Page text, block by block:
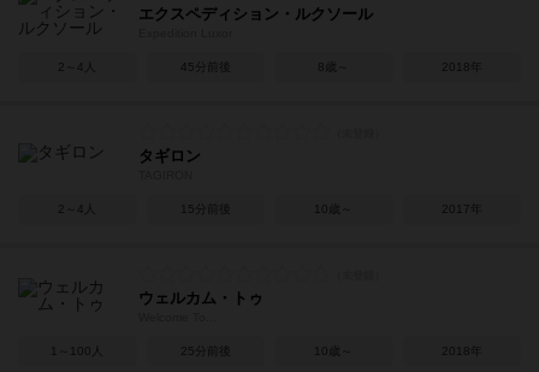
エクスペディション・ルクソール
2～4人 45分前後 8歳～ 2018年
タギロン
2～4人 15分前後 10歳～ 2017年
ウェルカム・トゥ
1～100人 25分前後 10歳～ 2018年